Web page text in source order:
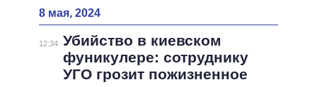
8 мая, 2024
12:34 Убийство в киевском
фуникулере: сотруднику
УГО грозит пожизненное